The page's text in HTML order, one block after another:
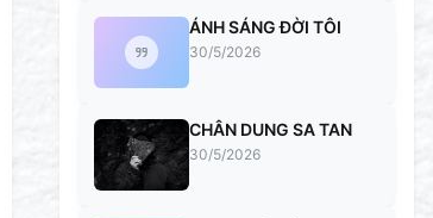
ÁNH SÁNG ĐỜI TÔI
30/5/2026
CHÂN DUNG SA TAN
30/5/2026